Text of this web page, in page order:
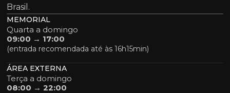
Brasil.
MEMORIAL
Quarta a domingo
09:00 → 17:00
(entrada recomendada até às 16h15min)
ÁREA EXTERNA
Terça a domingo
08:00 → 22:00